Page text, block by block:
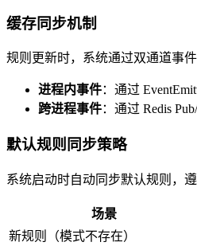
缓存同步机制
规则更新时，系统通过双通道事件
进程内事件：通过
跨进程事件：通过 Redis
默认规则同步策略
系统启动时自动同步默认规则，遵
场景
新规则（模式不存在）